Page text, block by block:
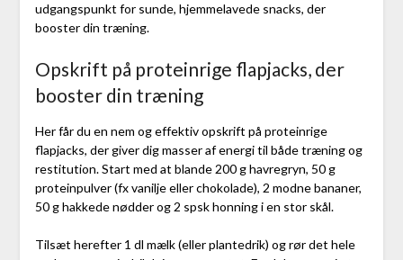
udgangspunkt for sunde, hjemmelavede snacks, der
booster din træning.
Opskrift på proteinrige flapjacks, der
booster din træning
Her får du en nem og effektiv opskrift på proteinrige
flapjacks, der giver dig masser af energi til både træning og
restitution. Start med at blande 200 g havregryn, 50 g
proteinpulver (fx vanilje eller chokolade), 2 modne bananer,
50 g hakkede nødder og 2 spsk honning i en stor skål.
Tilsæt herefter 1 dl mælk (eller plantedrik) og rør det hele